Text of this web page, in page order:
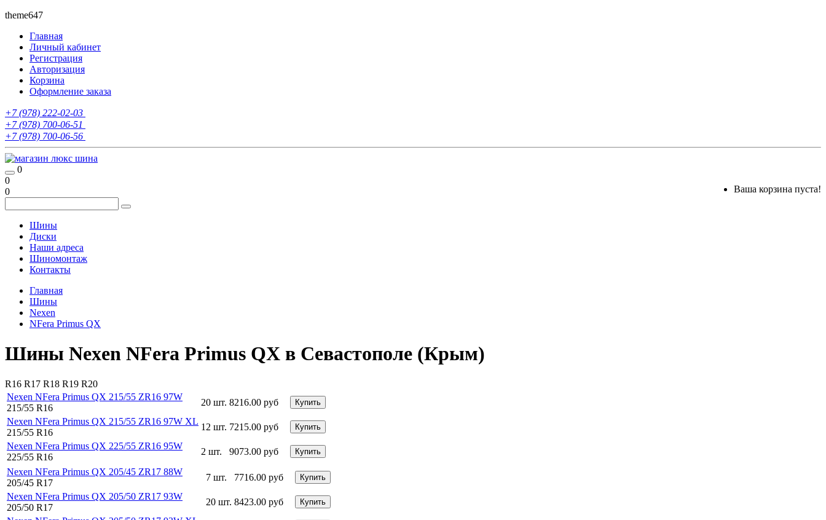
theme647
Главная
Личный кабинет
Регистрация
Авторизация
Корзина
Оформление заказа
+7 (978) 222-02-03
+7 (978) 700-06-51
+7 (978) 700-06-56
0
Ваша корзина пуста!
0
0
Шины
Диски
Наши адреса
Шиномонтаж
Контакты
Главная
Шины
Nexen
NFera Primus QX
Шины Nexen NFera Primus QX в Севастополе (Крым)
R16 R17 R18 R19 R20
Nexen NFera Primus QX 215/55 ZR16 97W
215/55 R16
20 шт. 8216.00 руб Купить
Nexen NFera Primus QX 215/55 ZR16 97W XL
215/55 R16
12 шт. 7215.00 руб Купить
Nexen NFera Primus QX 225/55 ZR16 95W
225/55 R16
2 шт. 9073.00 руб Купить
Nexen NFera Primus QX 205/45 ZR17 88W
205/45 R17
7 шт. 7716.00 руб Купить
Nexen NFera Primus QX 205/50 ZR17 93W
205/50 R17
20 шт. 8423.00 руб Купить